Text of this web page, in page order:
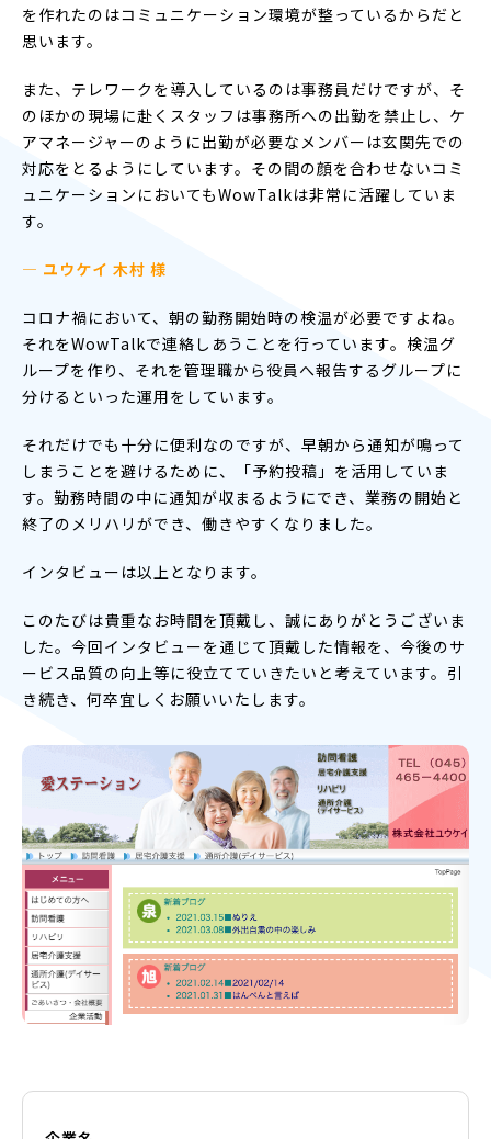
を作れたのはコミュニケーション環境が整っているからだと
思います。
また、テレワークを導入しているのは事務員だけですが、そ
のほかの現場に赴くスタッフは事務所への出勤を禁止し、ケ
アマネージャーのように出勤が必要なメンバーは玄関先での
対応をとるようにしています。その間の顔を合わせないコミ
ュニケーションにおいてもWowTalkは非常に活躍していま
す。
— ユウケイ 木村 様
コロナ禍において、朝の勤務開始時の検温が必要ですよね。
それをWowTalkで連絡しあうことを行っています。検温グ
ループを作り、それを管理職から役員へ報告するグループに
分けるといった運用をしています。
それだけでも十分に便利なのですが、早朝から通知が鳴って
しまうことを避けるために、「予約投稿」を活用していま
す。勤務時間の中に通知が収まるようにでき、業務の開始と
終了のメリハリができ、働きやすくなりました。
インタビューは以上となります。
このたびは貴重なお時間を頂戴し、誠にありがとうございま
した。今回インタビューを通じて頂戴した情報を、今後のサ
ービス品質の向上等に役立てていきたいと考えています。引
き続き、何卒宜しくお願いいたします。